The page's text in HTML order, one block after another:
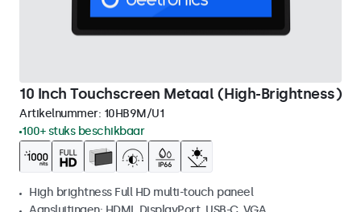
10 Inch Touchscreen Metaal (High-Brightness)
Artikelnummer: 10HB9M/U1
100+ stuks beschikbaar
High brightness Full HD multi-touch paneel